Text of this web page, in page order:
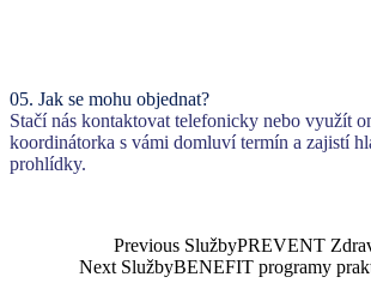
05. Jak se mohu objednat?
Stačí nás kontaktovat telefonicky nebo využít
koordinátorka s vámi domluví termín a zajistí
prohlídky.
NavigacePrevious SlužbyPREVENT
Next SlužbyBENEFIT programy